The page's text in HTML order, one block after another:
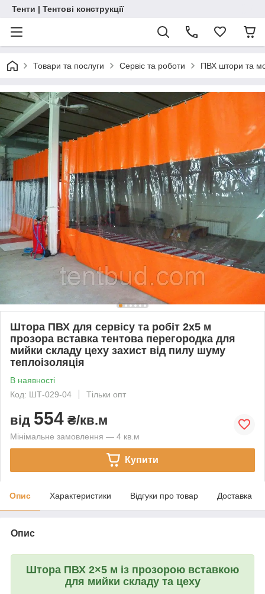
Тенти | Тентові конструкції
Товари та послуги Сервіс та роботи ПВХ штори та
Штора ПВХ для сервісу та робіт 2x5 м
прозора вставка тентова перегородка для
мийки складу цеху захист від пилу шуму
теплоізоляція
В наявності
Код: ШТ-029-04
Тільки опт
від 554 ₴/кв.м
Мінімальне замовлення — 4 кв.м
Купити
Опис Характеристики Відгуки про товар Доставка
Опис
Штора ПВХ 2×5 м із прозорою вставкою
для мийки складу та цеху